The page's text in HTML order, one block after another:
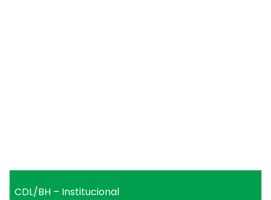
CDL/BH – Institucional